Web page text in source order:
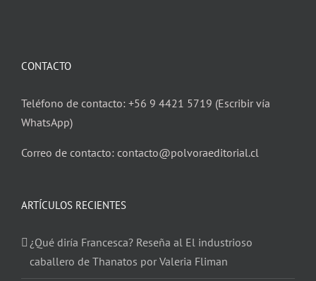
CONTACTO
Teléfono de contacto: +56 9 4421 5719 (Escribir vía
WhatsApp)
Correo de contacto: contacto@polvoraeditorial.cl
ARTÍCULOS RECIENTES
¿Qué diría Francesca? Reseña al El industrioso
caballero de Thanatos por Valeria Fliman